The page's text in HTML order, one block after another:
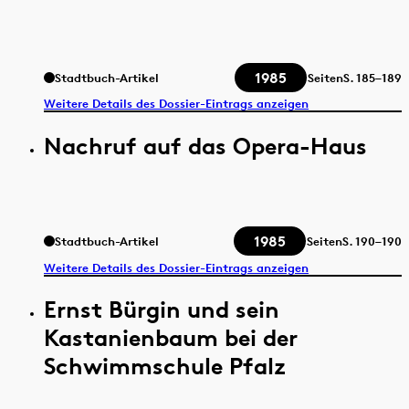
Stadtbuch-Artikel 1985 SeitenS.185–189
Weitere Details des Dossier-Eintrags anzeigen
Nachruf auf das Opera-Haus
Stadtbuch-Artikel 1985 SeitenS.190–190
Weitere Details des Dossier-Eintrags anzeigen
Ernst Bürgin und sein
Kastanienbaum bei der
Schwimmschule Pfalz